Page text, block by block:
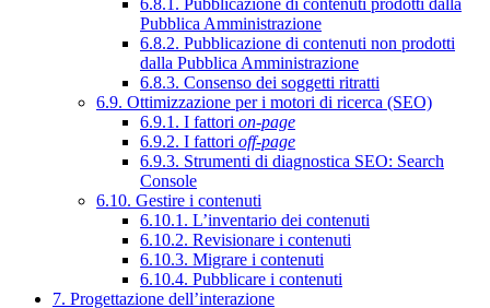
6.8.1. Pubblicazione di contenuti prodotti dalla
Pubblica Amministrazione
6.8.2. Pubblicazione di contenuti non prodotti
dalla Pubblica Amministrazione
6.8.3. Consenso dei soggetti ritratti
6.9. Ottimizzazione per i motori di ricerca (SEO)
6.9.1. I fattori on-page
6.9.2. I fattori off-page
6.9.3. Strumenti di diagnostica SEO: Search
Console
6.10. Gestire i contenuti
6.10.1. L’inventario dei contenuti
6.10.2. Revisionare i contenuti
6.10.3. Migrare i contenuti
6.10.4. Pubblicare i contenuti
7. Progettazione dell’interazione